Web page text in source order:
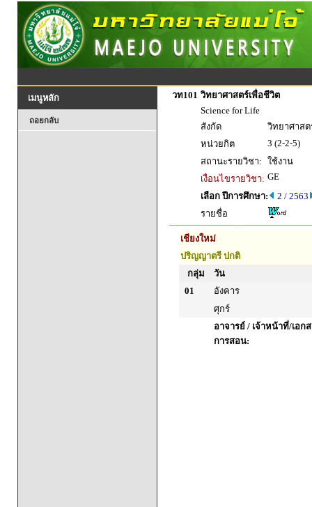
เมนูหลัก
ถอยกลับ
วท101 วิทยาศาสตร์เพื่อชีวิต
Science for Life
สังกัด
วิทยาศาส
หน่วยกิต
3 (2-2-5)
สถานะรายวิชา: ใช้งาน
เงื่อนไขรายวิชา: GE
เลือก ปีการศึกษา:
2 / 2563
รายชื่อ
เชียงใหม่
ปริญญาตรี ปกติ
กลุ่ม
วัน
01
อังคาร
ศุกร์
อาจารย์ / เจ้าหน้าที่/เอก
การสอน: